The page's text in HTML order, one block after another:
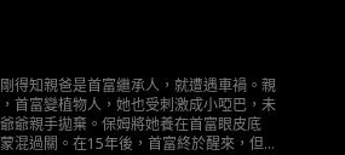
得知親爸是首富繼承人，就遭遇車禍。親
首富變植物人，她也受刺激成小啞巴，未
爺親手拋棄。保姆將她養在首富眼皮底
混過關。在15年後，首富終於醒來，但是